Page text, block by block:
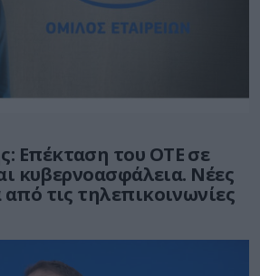
Επέκταση του ΟΤΕ σε
κυβερνοασφάλεια. Νέες
από τις τηλεπικοινωνίες